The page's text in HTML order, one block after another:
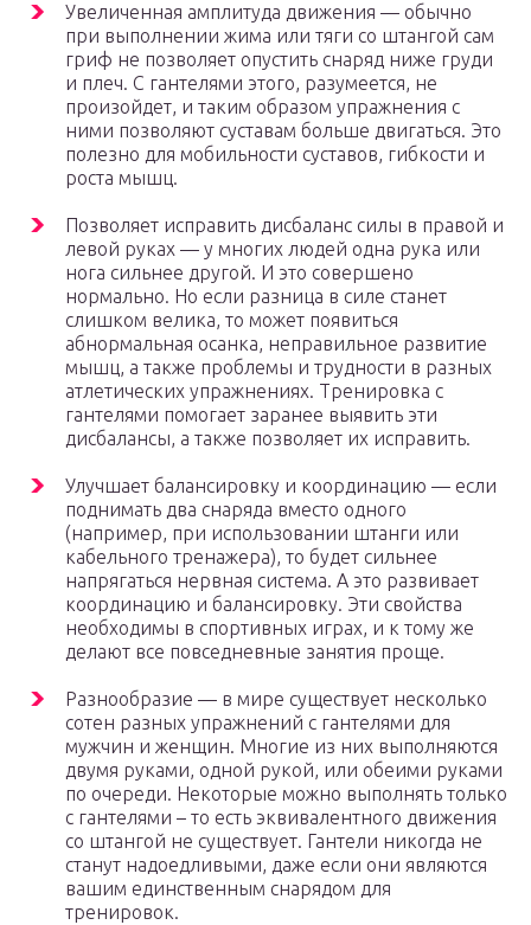
Увеличенная амплитуда движения — обычно
при выполнении жима или тяги со штангой сам
гриф не позволяет опустить снаряд ниже груди
и плеч. С гантелями этого, разумеется, не
произойдет, и таким образом упражнения с
ними позволяют суставам больше двигаться. Это
полезно для мобильности суставов, гибкости и
роста мышц.
Позволяет исправить дисбаланс силы в правой и
левой руках — у многих людей одна рука или
нога сильнее другой. И это совершено
нормально. Но если разница в силе станет
слишком велика, то может появиться
абнормальная осанка, неправильное развитие
мышц, а также проблемы и трудности в разных
атлетических упражнениях. Тренировка с
гантелями помогает заранее выявить эти
дисбалансы, а также позволяет их исправить.
Улучшает балансировку и координацию — если
поднимать два снаряда вместо одного
(например, при использовании штанги или
кабельного тренажера), то будет сильнее
напрягаться нервная система. А это развивает
координацию и балансировку. Эти свойства
необходимы в спортивных играх, и к тому же
делают все повседневные занятия проще.
Разнообразие — в мире существует несколько
сотен разных упражнений с гантелями для
мужчин и женщин. Многие из них выполняются
двумя руками, одной рукой, или обеими руками
по очереди. Некоторые можно выполнять только
с гантелями – то есть эквивалентного движения
со штангой не существует. Гантели никогда не
станут надоедливыми, даже если они являются
вашим единственным снарядом для
тренировок.